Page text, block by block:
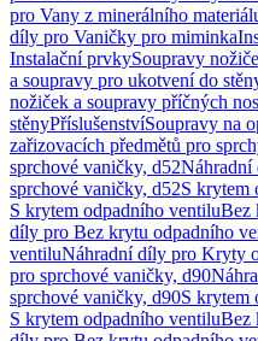
pro Vany z minerálního
díly pro Vaničky pro miminka
Instalační prvkySoupravy
a soupravy pro ukotvení do
nožiček a soupravy příčných
stěnyPříslušenstvíSoupravy na
zařizovacích předmětů pro
sprchové vaničky, d52Náhradní
sprchové vaničky, d52S krytem
S krytem odpadního ventiluBez
díly pro Bez krytu odpadního
ventiluNáhradní díly pro Kryty
pro sprchové vaničky, d90
sprchové vaničky, d90S krytem
S krytem odpadního ventiluBez